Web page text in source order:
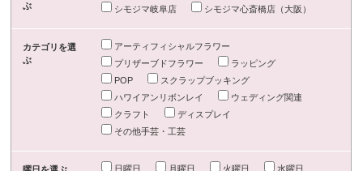
ぶ
シモジマ岐阜店
シモジマ心斎橋店（大阪）
カテゴリを選
ぶ
アーティフィシャルフラワー
プリザーブドフラワー
ラッピング
POP
スクラップブッキング
ハワイアンリボンレイ
ウェディング関連
クラフト
ディスプレイ
その他手芸・工芸
日曜日 月曜日 火曜日
水曜日